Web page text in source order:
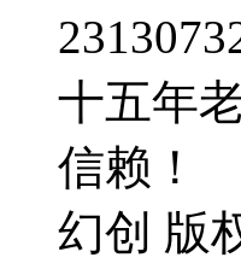
十五年
信赖！
幻创 版